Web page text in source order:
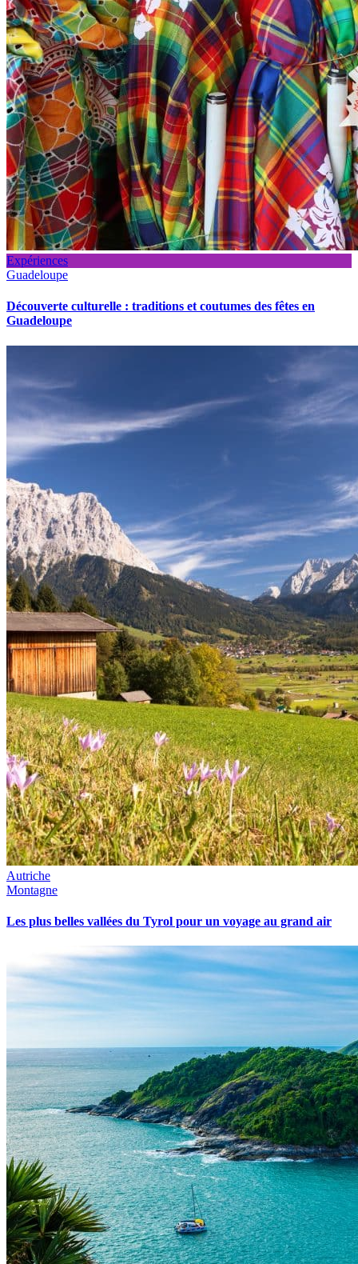
Expériences
Guadeloupe
Découverte culturelle : traditions et coutumes des fêtes en
Guadeloupe
Autriche
Montagne
Les plus belles vallées du Tyrol pour un voyage au grand air